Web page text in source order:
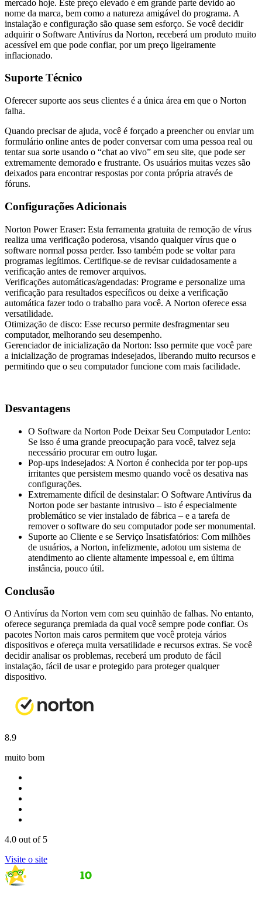
mercado hoje. Este preço elevado é em grande parte devido ao
nome da marca, bem como a natureza amigável do programa. A
instalação e configuração são quase sem esforço. Se você decidir
adquirir o Software Antivírus da Norton, receberá um produto muito
acessível em que pode confiar, por um preço ligeiramente
inflacionado.
Suporte Técnico
Oferecer suporte aos seus clientes é a única área em que o Norton
falha.
Quando precisar de ajuda, você é forçado a preencher ou enviar um
formulário online antes de poder conversar com uma pessoa real ou
tentar sua sorte usando o “chat ao vivo” em seu site, que pode ser
extremamente demorado e frustrante. Os usuários muitas vezes são
deixados para encontrar respostas por conta própria através de
fóruns.
Configurações Adicionais
Norton Power Eraser: Esta ferramenta gratuita de remoção de vírus
realiza uma verificação poderosa, visando qualquer vírus que o
software normal possa perder. Isso também pode se voltar para
programas legítimos. Certifique-se de revisar cuidadosamente a
verificação antes de remover arquivos.
Verificações automáticas/agendadas: Programe e personalize uma
verificação para resultados específicos ou deixe a verificação
automática fazer todo o trabalho para você. A Norton oferece essa
versatilidade.
Otimização de disco: Esse recurso permite desfragmentar seu
computador, melhorando seu desempenho.
Gerenciador de inicialização da Norton: Isso permite que você pare
a inicialização de programas indesejados, liberando muito recursos e
permitindo que o seu computador funcione com mais facilidade.
Desvantagens
O Software da Norton Pode Deixar Seu Computador Lento:
Se isso é uma grande preocupação para você, talvez seja
necessário procurar em outro lugar.
Pop-ups indesejados: A Norton é conhecida por ter pop-ups
irritantes que persistem mesmo quando você os desativa nas
configurações.
Extremamente difícil de desinstalar: O Software Antivírus da
Norton pode ser bastante intrusivo – isto é especialmente
problemático se vier instalado de fábrica – e a tarefa de
remover o software do seu computador pode ser monumental.
Suporte ao Cliente e se Serviço Insatisfatórios: Com milhões
de usuários, a Norton, infelizmente, adotou um sistema de
atendimento ao cliente altamente impessoal e, em última
instância, pouco útil.
Conclusão
O Antivírus da Norton vem com seu quinhão de falhas. No entanto,
oferece segurança premiada da qual você sempre pode confiar. Os
pacotes Norton mais caros permitem que você proteja vários
dispositivos e ofereça muita versatilidade e recursos extras. Se você
decidir analisar os problemas, receberá um produto de fácil
instalação, fácil de usar e protegido para proteger qualquer
dispositivo.
8.9
muito bom
4.0 out of 5
Visite o site